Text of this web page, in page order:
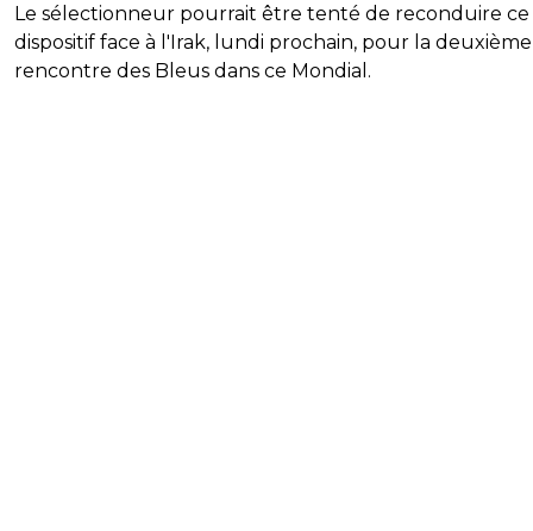
Le sélectionneur pourrait être tenté de reconduire ce
dispositif face à l'Irak, lundi prochain, pour la deuxième
rencontre des Bleus dans ce Mondial.